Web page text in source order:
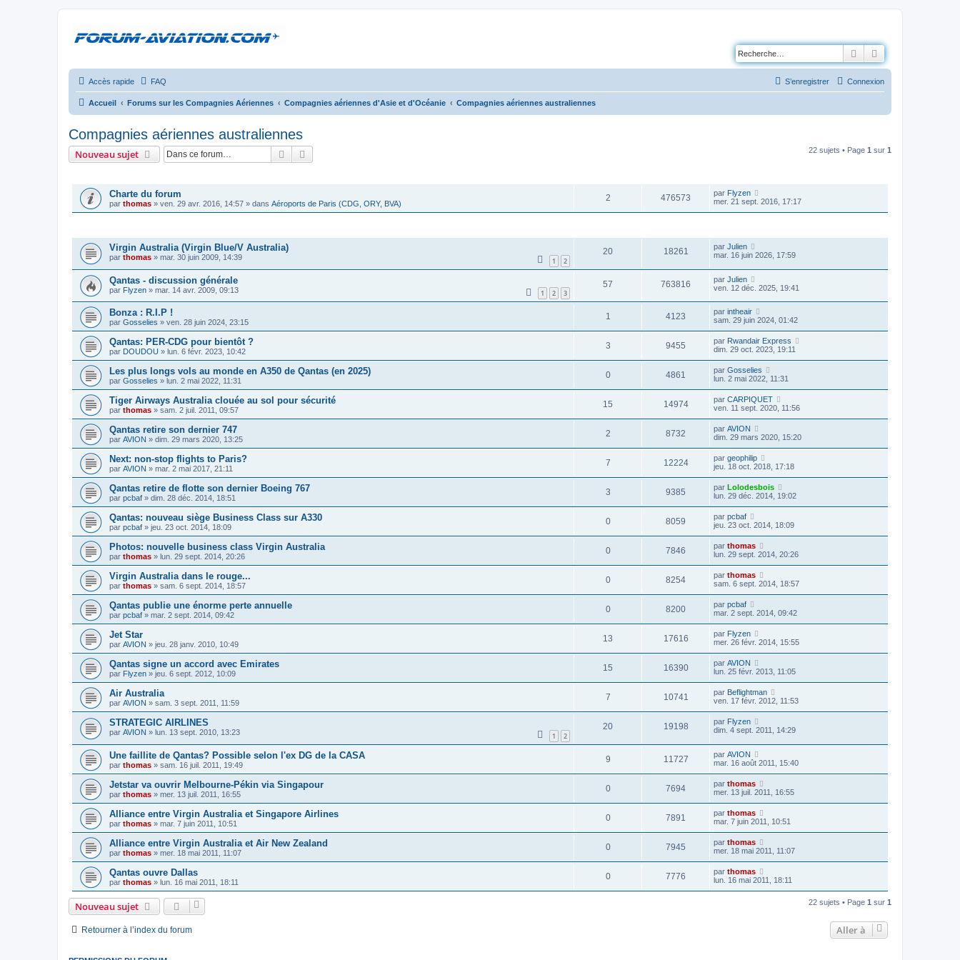
Rechercher
Accès rapide FAQ Connexion
S’enregistrer
Accueil Forums sur les Compagnies Aériennes Compagnies aériennes d'Asie et d'Océanie Compagnies aériennes australiennes
Compagnies aériennes australiennes
Nouveau sujet Rechercher 22 sujets • Page 1 sur 1
Charte du forum
par thomas » ven. 29 avr. 2016, 14:57 » dans Aéroports de Paris (CDG, ORY, BVA)
2 476573 par Flyzen
mer. 21 sept. 2016, 17:17
Virgin Australia (Virgin Blue/V Australia)
par thomas » mar. 30 juin 2009, 14:39 1 2
20 18261 par Julien
mar. 16 juin 2026, 17:59
Qantas - discussion générale
par Flyzen » mar. 14 avr. 2009, 09:13 1 2 3
57 763816 par Julien
ven. 12 déc. 2025, 19:41
Bonza : R.I.P !
par Gosselies » ven. 28 juin 2024, 23:15
1 4123 par intheair
sam. 29 juin 2024, 01:42
Qantas: PER-CDG pour bientôt ?
par DOUDOU » lun. 6 févr. 2023, 10:42
3 9455 par Rwandair Express
dim. 29 oct. 2023, 19:11
Les plus longs vols au monde en A350 de Qantas (en 2025)
par Gosselies » lun. 2 mai 2022, 11:31
0 4861 par Gosselies
lun. 2 mai 2022, 11:31
Tiger Airways Australia clouée au sol pour sécurité
par thomas » sam. 2 juil. 2011, 09:57
15 14974 par CARPIQUET
ven. 11 sept. 2020, 11:56
Qantas retire son dernier 747
par AVION » dim. 29 mars 2020, 13:25
2 8732 par AVION
dim. 29 mars 2020, 15:20
Next: non-stop flights to Paris?
par AVION » mar. 2 mai 2017, 21:11
7 12224 par geophilip
jeu. 18 oct. 2018, 17:18
Qantas retire de flotte son dernier Boeing 767
par pcbaf » dim. 28 déc. 2014, 18:51
3 9385 par Lolodesbois
lun. 29 déc. 2014, 19:02
Qantas: nouveau siège Business Class sur A330
par pcbaf » jeu. 23 oct. 2014, 18:09
0 8059 par pcbaf
jeu. 23 oct. 2014, 18:09
Photos: nouvelle business class Virgin Australia
par thomas » lun. 29 sept. 2014, 20:26
0 7846 par thomas
lun. 29 sept. 2014, 20:26
Virgin Australia dans le rouge...
par thomas » sam. 6 sept. 2014, 18:57
0 8254 par thomas
sam. 6 sept. 2014, 18:57
Qantas publie une énorme perte annuelle
par pcbaf » mar. 2 sept. 2014, 09:42
0 8200 par pcbaf
mar. 2 sept. 2014, 09:42
Jet Star
par AVION » jeu. 28 janv. 2010, 10:49
13 17616 par Flyzen
mer. 26 févr. 2014, 15:55
Qantas signe un accord avec Emirates
par Flyzen » jeu. 6 sept. 2012, 10:09
15 16390 par AVION
lun. 25 févr. 2013, 11:05
Air Australia
par AVION » sam. 3 sept. 2011, 11:59
7 10741 par Beflightman
ven. 17 févr. 2012, 11:53
STRATEGIC AIRLINES
par AVION » lun. 13 sept. 2010, 13:23 1 2
20 19198 par Flyzen
dim. 4 sept. 2011, 14:29
Une faillite de Qantas? Possible selon l'ex DG de la CASA
par thomas » sam. 16 juil. 2011, 19:49
9 11727 par AVION
mar. 16 août 2011, 15:40
Jetstar va ouvrir Melbourne-Pékin via Singapour
par thomas » mer. 13 juil. 2011, 16:55
0 7694 par thomas
mer. 13 juil. 2011, 16:55
Alliance entre Virgin Australia et Singapore Airlines
par thomas » mar. 7 juin 2011, 10:51
0 7891 par thomas
mar. 7 juin 2011, 10:51
Alliance entre Virgin Australia et Air New Zealand
par thomas » mer. 18 mai 2011, 11:07
0 7945 par thomas
mer. 18 mai 2011, 11:07
Qantas ouvre Dallas
par thomas » lun. 16 mai 2011, 18:11
0 7776 par thomas
lun. 16 mai 2011, 18:11
Nouveau sujet 22 sujets • Page 1 sur 1
Retourner à l’index du forum Aller à